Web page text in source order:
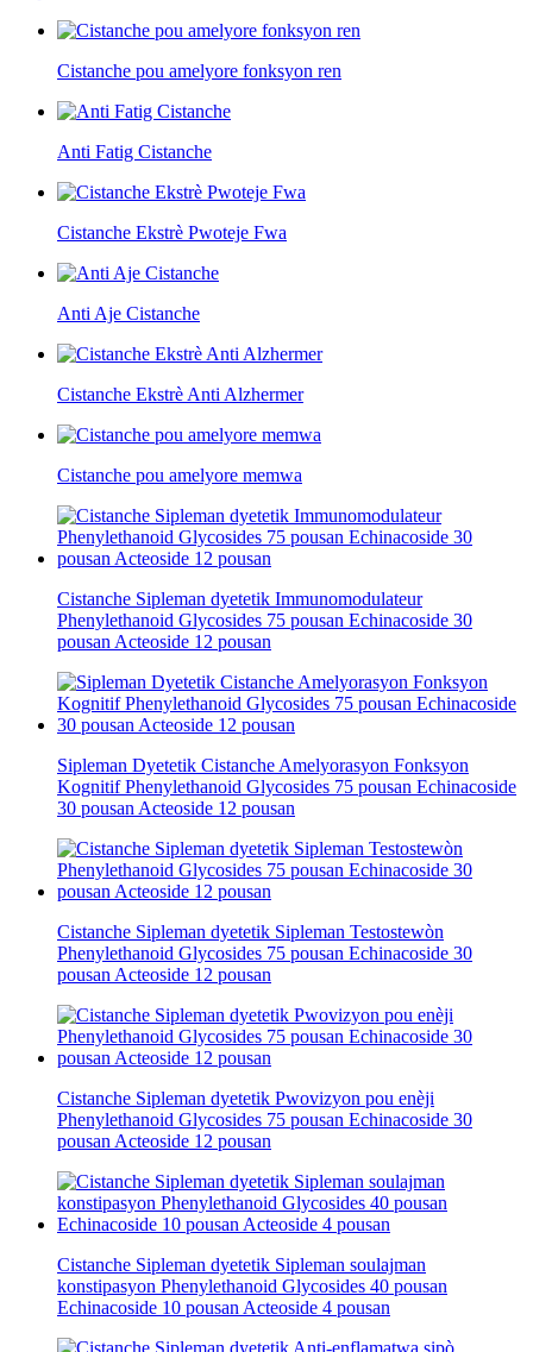
Cistanche pou amelyore fonksyon ren
Anti Fatig Cistanche
Cistanche Ekstrè Pwoteje Fwa
Anti Aje Cistanche
Cistanche Ekstrè Anti Alzhermer
Cistanche pou amelyore memwa
Cistanche Sipleman dyetetik Immunomodulateur
Phenylethanoid Glycosides 75 pousan Echinacoside 30
pousan Acteoside 12 pousan
Sipleman Dyetetik Cistanche Amelyorasyon Fonksyon
Kognitif Phenylethanoid Glycosides 75 pousan Echinacoside
30 pousan Acteoside 12 pousan
Cistanche Sipleman dyetetik Sipleman Testostewòn
Phenylethanoid Glycosides 75 pousan Echinacoside 30
pousan Acteoside 12 pousan
Cistanche Sipleman dyetetik Pwovizyon pou enèji
Phenylethanoid Glycosides 75 pousan Echinacoside 30
pousan Acteoside 12 pousan
Cistanche Sipleman dyetetik Sipleman soulajman
konstipasyon Phenylethanoid Glycosides 40 pousan
Echinacoside 10 pousan Acteoside 4 pousan